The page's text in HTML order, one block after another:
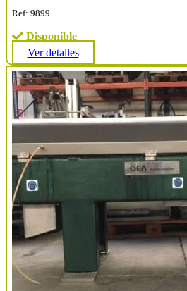
Ref: 9899
Disponible
Ver detalles